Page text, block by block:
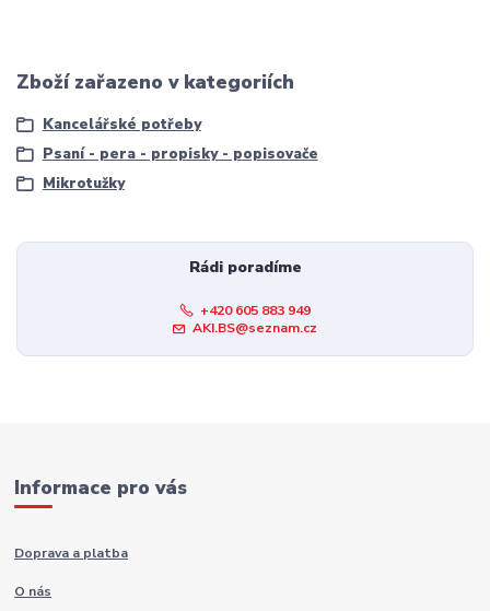
Zboží zařazeno v kategoriích
Kancelářské potřeby
Psaní - pera - propisky - popisovače
Mikrotužky
Rádi poradíme
+420 605 883 949
AKI.BS@seznam.cz
Informace pro vás
Doprava a platba
O nás